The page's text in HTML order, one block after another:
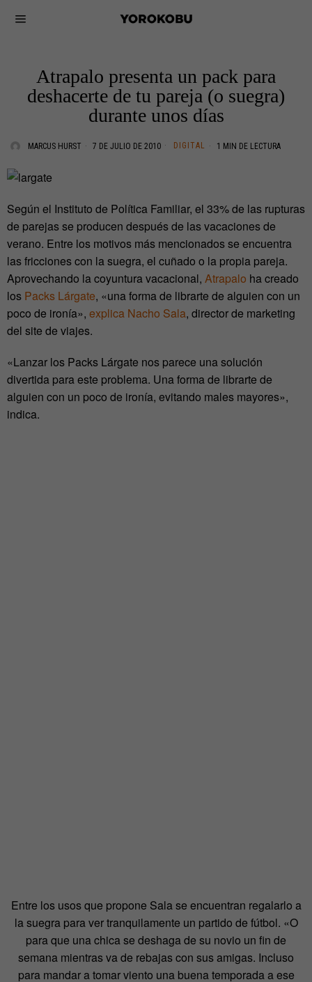
Atrapalo presenta un pack para
deshacerte de tu pareja (o suegra)
durante unos días
MARCUS HURST 7 DE JULIO DE 2010 DIGITAL 1 MIN DE LECTURA
Según el Instituto de Política Familiar, el 33% de las rupturas
de parejas se producen después de las vacaciones de
verano. Entre los motivos más mencionados se encuentra
las fricciones con la suegra, el cuñado o la propia pareja.
Aprovechando la coyuntura vacacional, Atrapalo ha creado
los Packs Lárgate, «una forma de librarte de alguien con un
poco de ironía», explica Nacho Sala, director de marketing
del site de viajes.
«Lanzar los Packs Lárgate nos parece una solución
divertida para este problema. Una forma de librarte de
alguien con un poco de ironía, evitando males mayores»,
indica.
Entre los usos que propone Sala se encuentran regalarlo a
la suegra para ver tranquilamente un partido de fútbol. «O
para que una chica se deshaga de su novio un fin de
semana mientras va de rebajas con sus amigas. Incluso
para mandar a tomar viento una buena temporada a ese